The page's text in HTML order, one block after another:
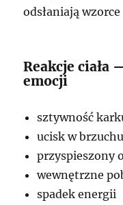
odsłaniają
Reakcje ciała
emocji
sztywność
ucisk w brzuchu
przyspieszony
wewnętrzne
spadek energii